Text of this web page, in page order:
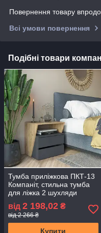
Повернення товару
Всі умови повернення
Подібні товари
Тумба приліжкова ПКТ-13
Компаніт, стильна тумба
для ліжка 2 шухляди
від 2 198,02 ₴
від 2 266 ₴
Купити